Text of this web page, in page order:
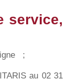
service,
;
au 02 31